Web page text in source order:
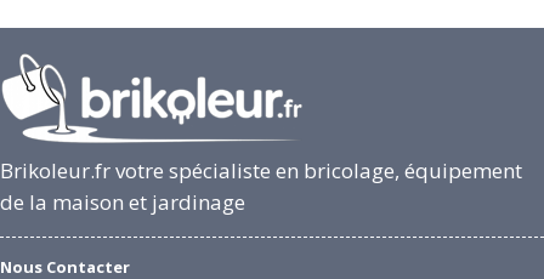
Brikoleur.fr votre spécialiste en bricolage, équipement
de la maison et jardinage
Nous Contacter